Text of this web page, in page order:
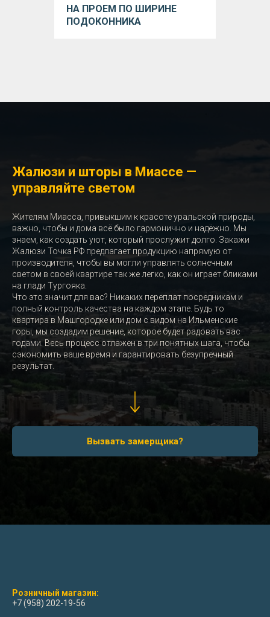
НА ПРОЕМ ПО ШИРИНЕ
ПОДОКОННИКА
Жалюзи и шторы в Миассе —
управляйте светом
Жителям Миасса, привыкшим к красоте уральской природы,
важно, чтобы и дома всё было гармонично и надёжно. Мы
знаем, как создать уют, который прослужит долго. Закажи
Жалюзи Точка РФ предлагает продукцию напрямую от
производителя, чтобы вы могли управлять солнечным
светом в своей квартире так же легко, как он играет бликами
на глади Тургояка.
Что это значит для вас? Никаких переплат посредникам и
полный контроль качества на каждом этапе. Будь то
квартира в Машгородке или дом с видом на Ильменские
горы, мы создадим решение, которое будет радовать вас
годами. Весь процесс отлажен в три понятных шага, чтобы
сэкономить ваше время и гарантировать безупречный
результат.
Вызвать замерщика?
Розничный магазин:
+7 (958) 202-19-56